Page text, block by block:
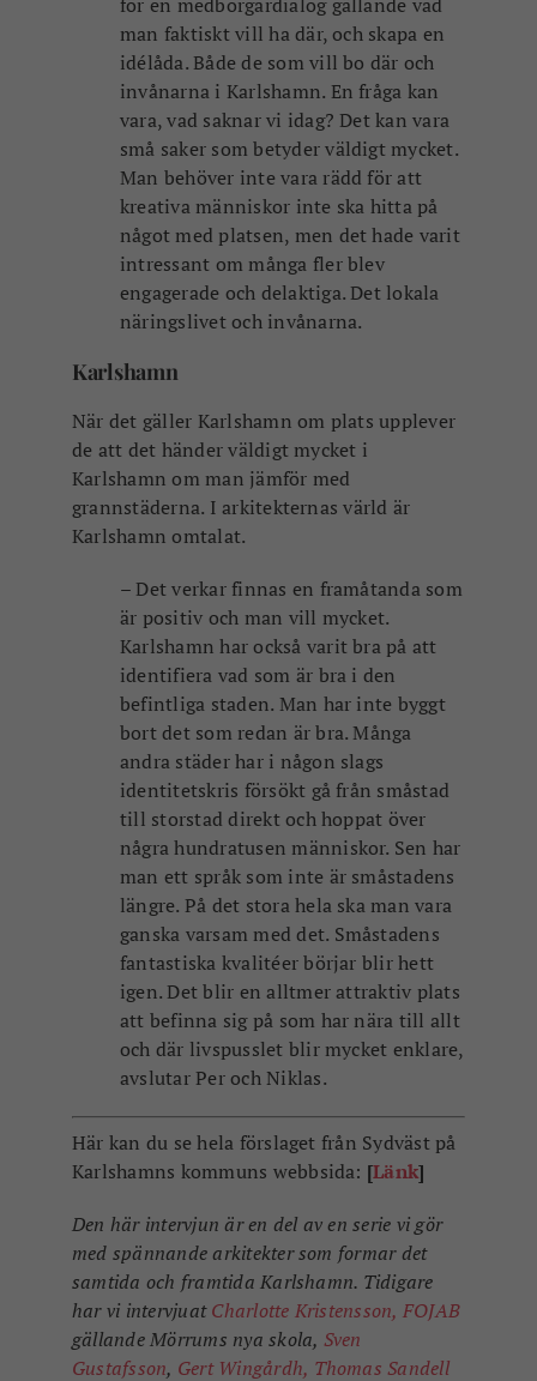
När det gäller Karlshamn om plats upplever
de att det händer väldigt mycket i
Karlshamn om man jämför med
grannstäderna. I arkitekternas värld är
Karlshamn omtalat.
– Det verkar finnas en framåtanda som
är positiv och man vill mycket.
Karlshamn har också varit bra på att
identifiera vad som är bra i den
befintliga staden. Man har inte byggt
bort det som redan är bra. Många
identitetskris försökt gå från småstad
till storstad direkt och hoppat över
några hundratusen människor. Sen har
man ett språk som inte är småstadens
längre. På det stora hela ska man vara
ganska varsam med det. Småstadens
igen. Det blir en alltmer attraktiv plats
att befinna sig på som har nära till allt
och där livspusslet blir mycket enklare,
avslutar Per och Niklas.
Här kan du se hela förslaget från Sydväst på
Karlshamns kommuns webbsida:[Länk
Den här intervjun är en del av en serie vi gör
med spännande arkitekter som formar det
samtida och framtida Karlshamn. Tidigare
har vi intervjuat Charlotte Kristensson, FOJAB
gällande Mörrums nya skola,Sven
Gustafsson,Gert Wingårdh,Thomas Sandell
Magdalena Hedman.
Text: Anna Deutgen
Alla illustrationer & bilder:Sydväst arkitektur
ANNONS